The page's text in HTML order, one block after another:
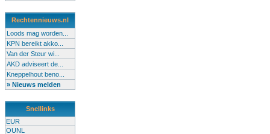
Rechtennieuws.nl
Loods mag worden...
KPN bereikt akko...
Van der Steur wi...
AKD adviseert de...
Kneppelhout beno...
» Nieuws melden
Snellinks
EUR
OUNL